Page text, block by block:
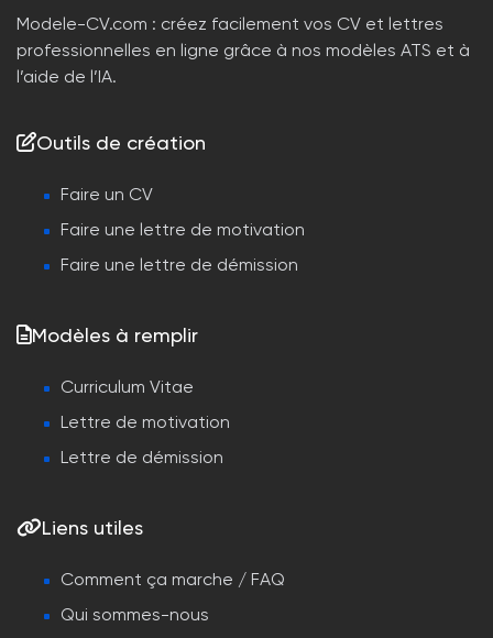
Modele-CV.com : créez facilement vos CV et lettres
professionnelles en ligne grâce à nos modèles ATS et à
l’aide de l’IA.
Outils de création
Faire un CV
Faire une lettre de motivation
Faire une lettre de démission
Modèles à remplir
Curriculum Vitae
Lettre de motivation
Lettre de démission
Liens utiles
Comment ça marche / FAQ
Qui sommes-nous